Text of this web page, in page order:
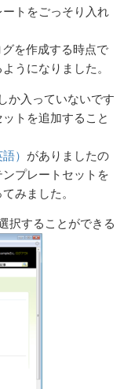
トをごっそり入れ
を作成する時点で
うになりました。
か入っていないです
トを追加すること
） がありましたの
プレートセットを
みました。
択することができる